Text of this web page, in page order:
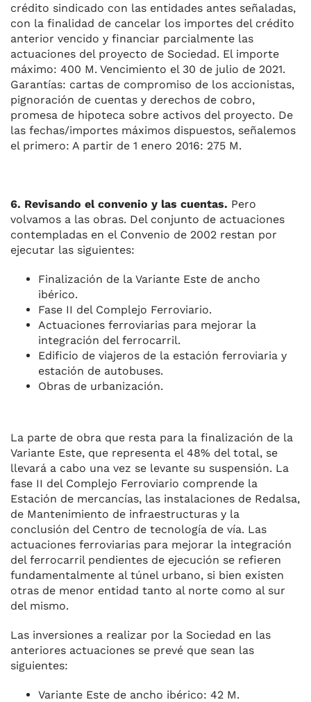
crédito sindicado con las entidades antes señaladas,
con la finalidad de cancelar los importes del crédito
anterior vencido y financiar parcialmente las
actuaciones del proyecto de Sociedad. El importe
máximo: 400 M. Vencimiento el 30 de julio de 2021.
Garantías: cartas de compromiso de los accionistas,
pignoración de cuentas y derechos de cobro,
promesa de hipoteca sobre activos del proyecto. De
las fechas/importes máximos dispuestos, señalemos
el primero: A partir de 1 enero 2016: 275 M.
6. Revisando el convenio y las cuentas. Pero
volvamos a las obras. Del conjunto de actuaciones
contempladas en el Convenio de 2002 restan por
ejecutar las siguientes:
Finalización de la Variante Este de ancho
ibérico.
Fase II del Complejo Ferroviario.
Actuaciones ferroviarias para mejorar la
integración del ferrocarril.
Edificio de viajeros de la estación ferroviaria y
estación de autobuses.
Obras de urbanización.
La parte de obra que resta para la finalización de la
Variante Este, que representa el 48% del total, se
llevará a cabo una vez se levante su suspensión. La
fase II del Complejo Ferroviario comprende la
Estación de mercancías, las instalaciones de Redalsa,
de Mantenimiento de infraestructuras y la
conclusión del Centro de tecnología de vía. Las
actuaciones ferroviarias para mejorar la integración
del ferrocarril pendientes de ejecución se refieren
fundamentalmente al túnel urbano, si bien existen
otras de menor entidad tanto al norte como al sur
del mismo.
Las inversiones a realizar por la Sociedad en las
anteriores actuaciones se prevé que sean las
siguientes:
Variante Este de ancho ibérico: 42 M.